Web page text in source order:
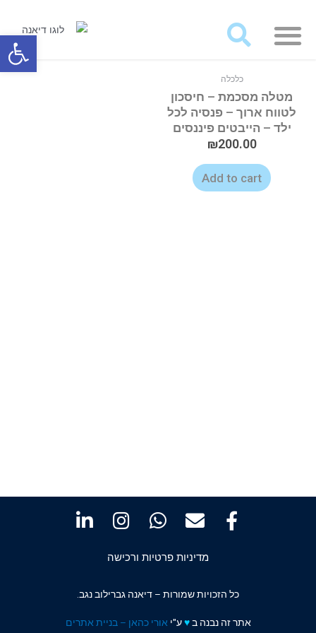
כלכלה
מטלה מסכמת – חיסכון
לטווח ארוך – פנסיה לכל
ילד – הייבטים פיננסים
₪200.00
Add to cart
מדיניות פרטיות ורכישה
כל הזכויות שמורות – דיאנה גברילוב נגב.
אתר זה נבנה ב♥️ע"י אורי כהאן – בניית אתרים
פתח